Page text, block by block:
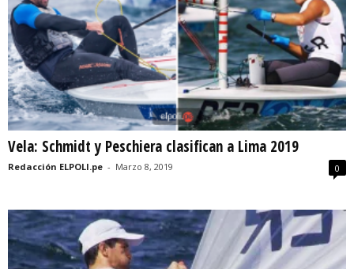
Vela: Schmidt y Peschiera clasifican a Lima 2019
Redacción ELPOLI.pe - Marzo 8, 2019 0